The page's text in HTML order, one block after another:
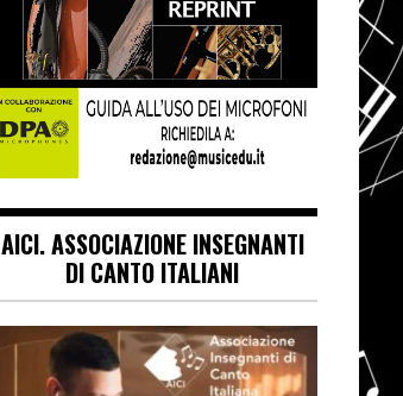
AICI. ASSOCIAZIONE INSEGNANTI
DI CANTO ITALIANI